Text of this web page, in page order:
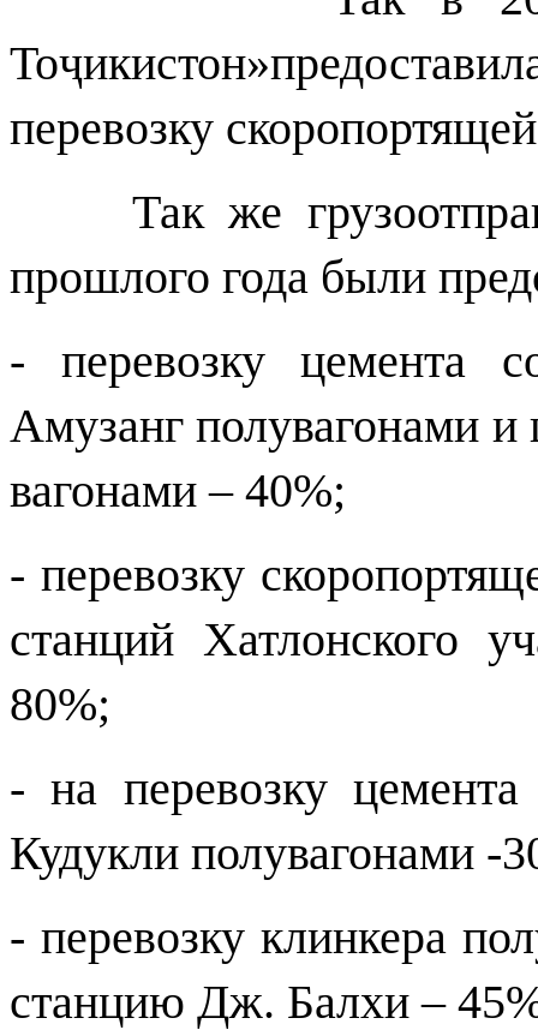
Тоҷикистон»
перевозку
Так же
прошлого года были
- перевозку цемента
Амузанг полувагонами
вагонами – 40%;
- перевозку
станций Хатлонского
80%;
- на перевозку
Кудукли полувагонами -
- перевозку клинкера
станцию Дж. Балхи –